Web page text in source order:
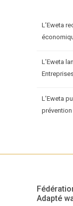
L’Eweta
L’Eweta
L’Eweta
Adapté